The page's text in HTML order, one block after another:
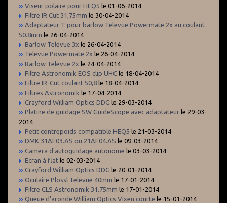
Viseur polaire pour HEQ5 le 01-06-2014
Filtre IR Cut 31,75mm le 30-04-2014
Adaptateur T pour barlow Televue Powermate 2x au coulant
50.8mm le 26-04-2014
Barlow Televue 3x le 26-04-2014
Televue Powermate 2x le 26-04-2014
Barlow Televue 2x le 24-04-2014
Filtre Astronomik EOS clip UHC le 18-04-2014
Filtre IR-Cut coulant 50,8 le 18-04-2014
Filtres Astronomik le 17-04-2014
Crayford William Optics DDG le 29-03-2014
Platine de guidage SW GuideScope avec adaptateur le 29-03-
2014
Petit contrepoids compatible HEQ5 le 21-03-2014
DMK 31AF03.AS ou 21AF04.AS le 09-03-2014
Camera d'autoguidage autonome le 03-03-2014
Ecran à flat le 02-03-2014
Crayford William Optics DDG le 20-01-2014
Oculaire Plossl Televue 40mm le 17-01-2014
Filtre CLS Astronomik 31.75mm le 17-01-2014
Queue d'aronde William Optics Vixen courte le 15-01-2014